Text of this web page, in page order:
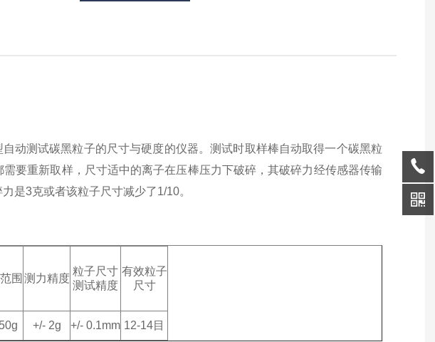
动测试碳黑粒子的尺寸与硬度的仪器。测试时取样棒自动取得一个碳黑粒
要重新取样，尺寸适中的离子在压棒压力下破碎，其破碎力经传感器传输
是3克或者该粒子尺寸减少了1/10。
围 测力精度
粒子尺寸
测试精度
有效粒子
尺寸
+/- 2g +/- 0.1mm 12-14目